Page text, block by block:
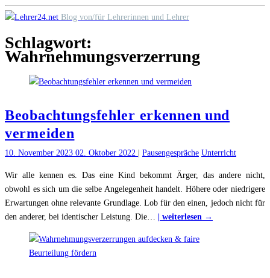
Skip
content
Blog von/für Lehrerinnen und Lehrer
Schlagwort:
Wahrnehmungsverzerrung
Beobachtungsfehler erkennen und
vermeiden
10. November 2023 02. Oktober 2022 Pausengespräche Unterricht
Wir alle kennen es. Das eine Kind bekommt Ärger, das andere nicht,
obwohl es sich um die selbe Angelegenheit handelt. Höhere oder niedrigere
Erwartungen ohne relevante Grundlage. Lob für den einen, jedoch nicht für
den anderer, bei identischer Leistung. Die… | weiterlesen →